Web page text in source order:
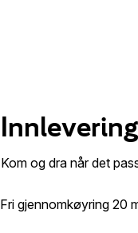
Kom og dra når det
Fri gjennomkøyring 20